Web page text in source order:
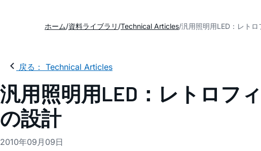
ホーム 資料ライブラリ Technical Articles 汎用照明用LED：レト
戻る： Technical Articles
汎用照明用LED：レトロフ
の設計
2010年09月09日